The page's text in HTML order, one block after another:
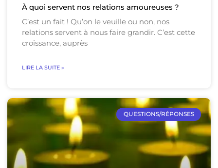
À quoi servent nos relations amoureuses ?
C’est un fait ! Qu’on le veuille ou non, nos
relations servent à nous faire grandir. C’est cette
croissance, auprès
LIRE LA SUITE »
QUESTIONS/RÉPONSES